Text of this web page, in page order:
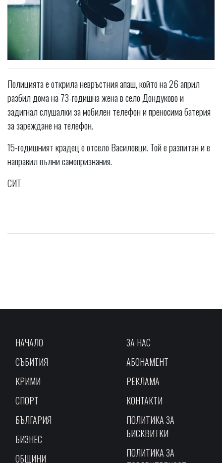
Полицията е открила невръстния апаш, който на 26 април
разбил дома на 73-годишна жена в село Дондуково и
задигнал слушалки за мобилен телефон и преносима батерия
за зареждане на телефон.
15-годишният крадец е отсело Василовци. Той е разпитан и е
направил пълни самопризнания.
СИТ
НАЧАЛО
СЪБИТИЯ
КРИМИ
СПОРТ
БЪЛГАРИЯ
БИЗНЕС
ОБЩИНИ
ЗА НАС
АБОНАМЕНТ
РЕКЛАМА
КОНТАКТИ
ПОЛИТИКА ЗА
БИСКВИТКИ
ПОЛИТИКА ЗА